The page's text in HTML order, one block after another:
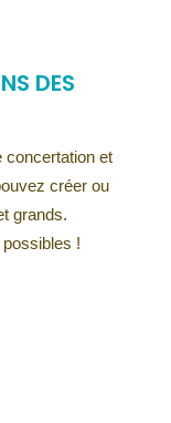
DES
concertation et
créer ou
grands.
!